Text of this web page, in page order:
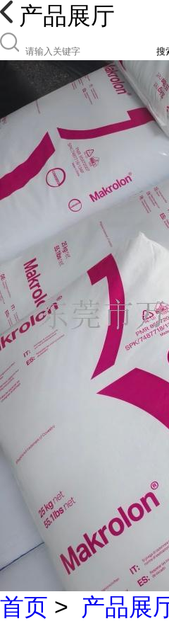
产品展厅
搜
首页 > 产品展